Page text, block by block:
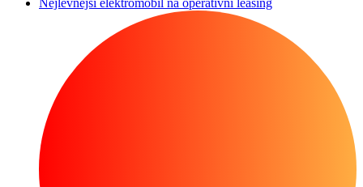
Nejlevnější elektromobil na operativní leasing